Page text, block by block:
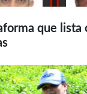
que lista